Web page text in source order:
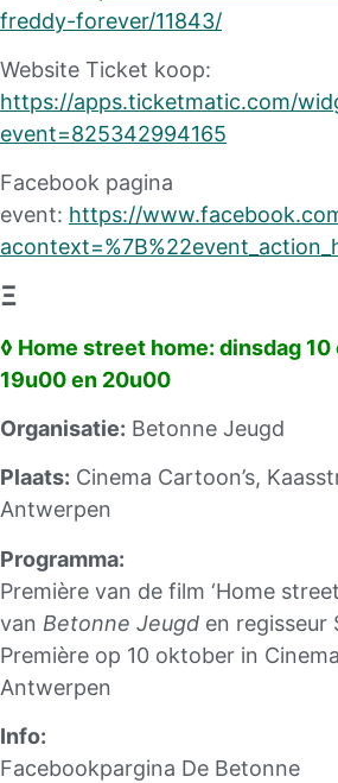
freddy-forever/11843/
Website Ticket koop:
https://apps.ticketmatic.com/
event=825342994165
Facebook pagina
event: https://
Ξ
◊ Home street home: dinsdag
19u00 en 20u00
Organisatie: Betonne Jeugd
Plaats: Cinema Cartoon’s,
Antwerpen
Programma:
Première van de film ‘Home
van Betonne Jeugd en regisseur
Première op 10 oktober in
Antwerpen
Info:
Facebookpargina De Betonne